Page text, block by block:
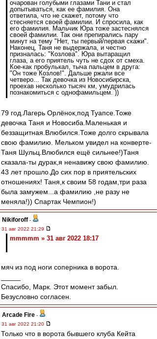
очарован голубыми глазами Тани и стал
допытываться, как ее фамилия. Она
ответила, что не скажет, потому что
стесняется своей фамилии. И спросила, как
его фамилия. Мальчик Юра тоже застеснялся
своей фамилии. Так они препирались пару
минут на тему "Нет, ты первый/первая скажи".
Наконец, Таня не выдержала, и честно
призналась: "Козлова". Юра вытаращил
глаза, а его приятель чуть не сдох от смеха.
Кое-как пробулькал, тыча пальцем в друга:
"Он тоже Козлов!". Дальше ржали все
четверо... Так девочка из Новосибирска,
проехав несколько тысяч км, умудрилась
познакомиться с однофамильцем. ))
79 год.Лагерь Орлёнок,под Туапсе.Тоже
девочка Таня и Новосиба.Маленькая и
беззащитная.Влюбился.Тоже долго скрывала
свою фамилию. Мельком увидел на конверте-
Таня Шульц.Влюбился ещё сильнее!)Таня
сказала-ты дурак,я ненавижу свою фамилию.
43 лет прошло.До сих пор в приятельских
отношениях! Таня,к своим 58 годам,три раза
была замужем...а фамилию ,не разу не
меняла!)) Спартак Чемпион!)
Nikiforoff -
31 авг 2022 21:29
mmmmm » 31 авг 2022 18:17
мяч из под ноги соперника в ворота.
Спасибо, Марк. Этот момент забыл.
Безусловно согласен.
Arcade Fire -
31 авг 2022 21:20
Только что в ворота бывшего клуба Кейта